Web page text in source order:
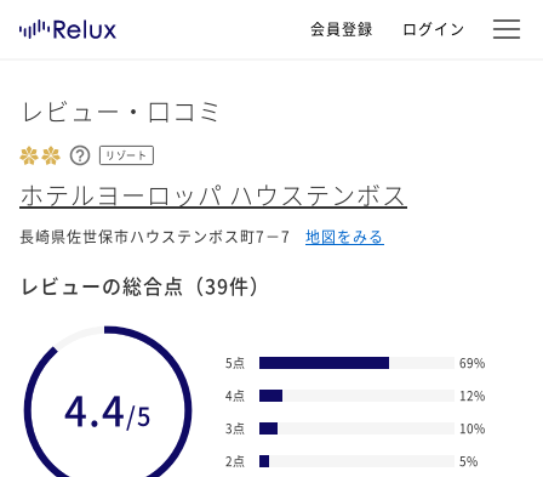
会員登録 ログイン
レビュー・口コミ
リゾート
ホテルヨーロッパ ハウステンボス
長崎県佐世保市ハウステンボス町7－7 地図をみる
レビューの総合点 （39件）
4.4/5
5点 69%
4点
12%
3点
10%
2点
5%